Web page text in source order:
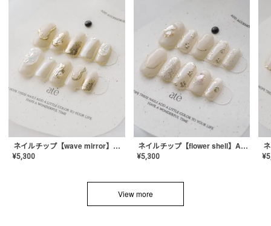
ネイルチップ【wave mirror】AE-CONA-04
¥5,300
ネイルチップ【flower shell】AE-CONA-03
¥5,300 ¥
View more